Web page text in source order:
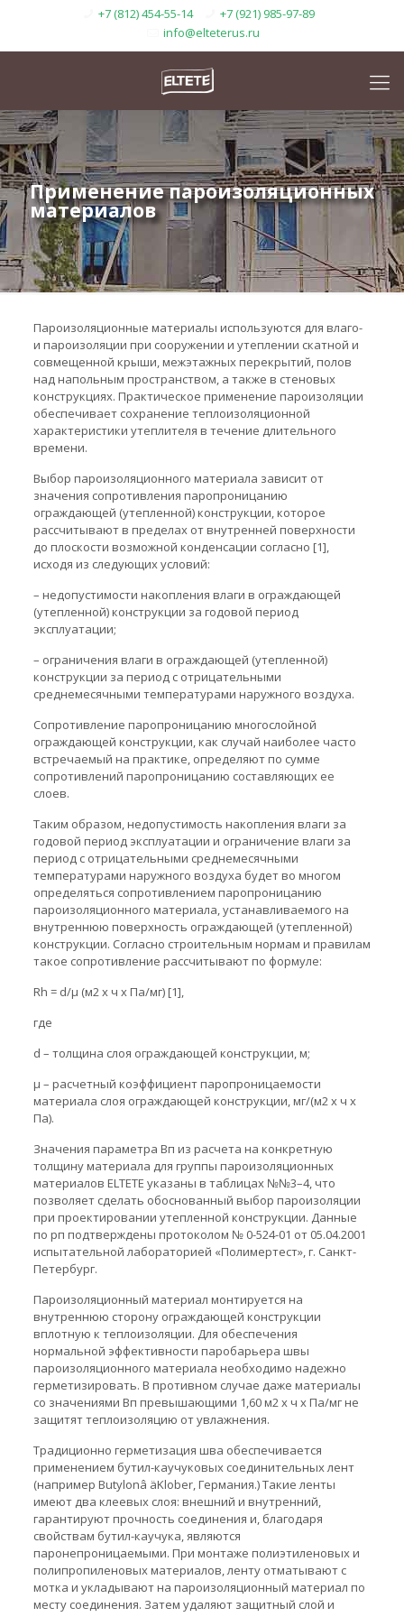
+7 (812) 454-55-14
+7 (921) 985-97-89
info@elteterus.ru
Применение пароизоляционных
материалов
Пароизоляционные материалы используются для влаго-
и пароизоляции при сооружении и утеплении скатной и
совмещенной крыши, межэтажных перекрытий, полов
над напольным пространством, а также в стеновых
конструкциях. Практическое применение пароизоляции
обеспечивает сохранение теплоизоляционной
характеристики утеплителя в течение длительного
времени.
Выбор пароизоляционного материала зависит от
значения сопротивления паропроницанию
ограждающей (утепленной) конструкции, которое
рассчитывают в пределах от внутренней поверхности
до плоскости возможной конденсации согласно [1],
исходя из следующих условий:
– недопустимости накопления влаги в ограждающей
(утепленной) конструкции за годовой период
эксплуатации;
– ограничения влаги в ограждающей (утепленной)
конструкции за период с отрицательными
среднемесячными температурами наружного воздуха.
Сопротивление паропроницанию многослойной
ограждающей конструкции, как случай наиболее часто
встречаемый на практике, определяют по сумме
сопротивлений паропроницанию составляющих ее
слоев.
Таким образом, недопустимость накопления влаги за
годовой период эксплуатации и ограничение влаги за
период с отрицательными среднемесячными
температурами наружного воздуха будет во многом
определяться сопротивлением паропроницанию
пароизоляционного материала, устанавливаемого на
внутреннюю поверхность ограждающей (утепленной)
конструкции. Согласно строительным нормам и правилам
такое сопротивление рассчитывают по формуле:
Rh = d/μ (м2 х ч х Па/мг) [1],
где
d – толщина слоя ограждающей конструкции, м;
μ – расчетный коэффициент паропроницаемости
материала слоя ограждающей конструкции, мг/(м2 х ч х
Па).
Значения параметра Вп из расчета на конкретную
толщину материала для группы пароизоляционных
материалов ЕLТЕТЕ указаны в таблицах №№3–4, что
позволяет сделать обоснованный выбор пароизоляции
при проектировании утепленной конструкции. Данные
по рп подтверждены протоколом № 0-524-01 от 05.04.2001
испытательной лабораторией «Полимертест», г. Санкт-
Петербург.
Пароизоляционный материал монтируется на
внутреннюю сторону ограждающей конструкции
вплотную к теплоизоляции. Для обеспечения
нормальной эффективности паробарьера швы
пароизоляционного материала необходимо надежно
герметизировать. В противном случае даже материалы
со значениями Вп превышающими 1,60 м2 х ч х Па/мг не
защитят теплоизоляцию от увлажнения.
Традиционно герметизация шва обеспечивается
применением бутил-каучуковых соединительных лент
(например Butylonâ äKlober, Германия.) Такие ленты
имеют два клеевых слоя: внешний и внутренний,
гарантируют прочность соединения и, благодаря
свойствам бутил-каучука, являются
паронепроницаемыми. При монтаже полиэтиленовых и
полипропиленовых материалов, ленту отматывают с
мотка и укладывают на пароизоляционный материал по
месту соединения. Затем удаляют защитный слой и